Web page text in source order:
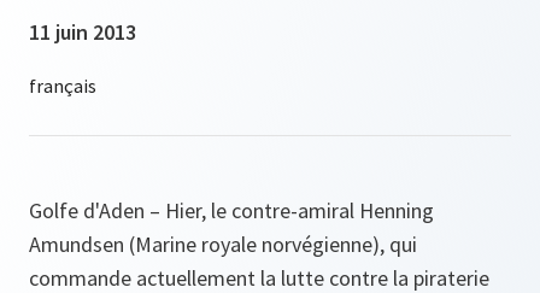
11 juin 2013
Golfe d'Aden – Hier, le contre‑amiral Henning
Amundsen (Marine royale norvégienne), qui
commande actuellement la lutte contre la piraterie